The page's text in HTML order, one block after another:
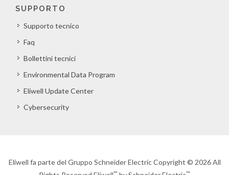
SUPPORTO
Supporto tecnico
Faq
Bollettini tecnici
Environmental Data Program
Eliwell Update Center
Cybersecurity
Eliwell fa parte del Gruppo Schneider Electric Copyright © 2026 All
™ ™